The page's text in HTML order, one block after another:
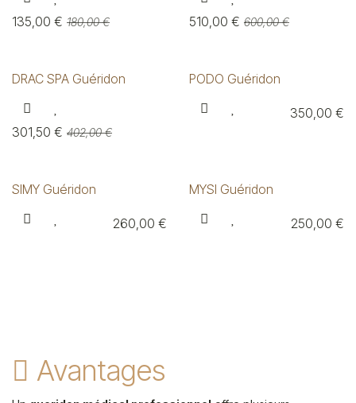
135,00 € 180,00€ 510,00 € 600,00€
DRAC SPA Guéridon
301,50 € 402,00€
PODO Guéridon
350,00 €
SIMY Guéridon
260,00 €
MYSI Guéridon
250,00 €
Avantages